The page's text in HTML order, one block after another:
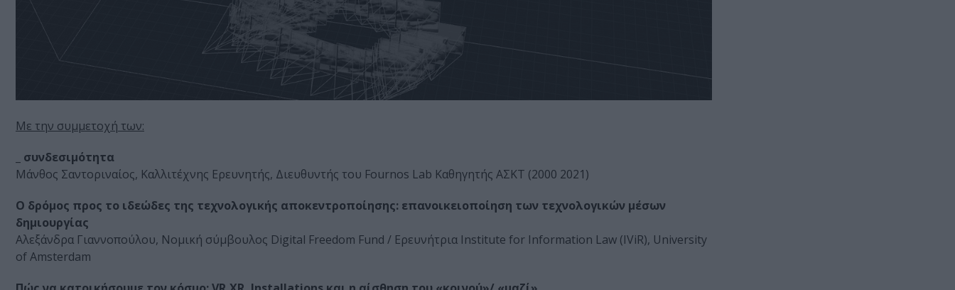
Με την συμμετοχή των:
_ συνδεσιμότητα
Μάνθος Σαντοριναίος, Καλλιτέχνης Ερευνητής, Διευθυντής του Fournos Lab Καθηγητής ΑΣΚΤ (2000 2021)
Ο δρόμος προς το ιδεώδες της τεχνολογικής αποκεντροποίησης: επανοικειοποίηση των τεχνολογικών μέσων
δημιουργίας
Αλεξάνδρα Γιαννοπούλου, Νομική σύμβουλος Digital Freedom Fund / Ερευνήτρια Institute for Information Law (IViR), University
of Amsterdam